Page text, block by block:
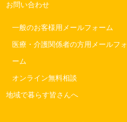
お問い合わせ
一般のお客様用メールフォーム
医療・介護関係者の方用メールフォ
ーム
オンライン無料相談
地域で暮らす皆さんへ